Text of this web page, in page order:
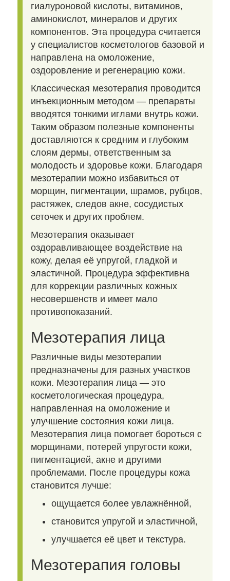
гиалуроновой кислоты, витаминов,
аминокислот, минералов и других
компонентов. Эта процедура считается
у специалистов косметологов базовой и
направлена на омоложение,
оздоровление и регенерацию кожи.
Классическая мезотерапия проводится
инъекционным методом — препараты
вводятся тонкими иглами внутрь кожи.
Таким образом полезные компоненты
доставляются к средним и глубоким
слоям дермы, ответственным за
молодость и здоровье кожи. Благодаря
мезотерапии можно избавиться от
морщин, пигментации, шрамов, рубцов,
растяжек, следов акне, сосудистых
сеточек и других проблем.
Мезотерапия оказывает
оздоравливающее воздействие на
кожу, делая её упругой, гладкой и
эластичной. Процедура эффективна
для коррекции различных кожных
несовершенств и имеет мало
противопоказаний.
Мезотерапия лица
Различные виды мезотерапии
предназначены для разных участков
кожи. Мезотерапия лица — это
косметологическая процедура,
направленная на омоложение и
улучшение состояния кожи лица.
Мезотерапия лица помогает бороться с
морщинами, потерей упругости кожи,
пигментацией, акне и другими
проблемами. После процедуры кожа
становится лучше:
ощущается более увлажнённой,
становится упругой и эластичной,
улучшается её цвет и текстура.
Мезотерапия головы